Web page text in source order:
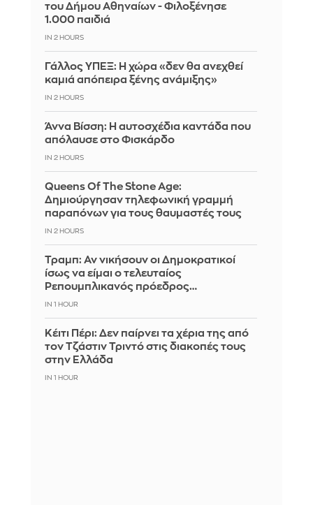
του Δήμου Αθηναίων - Φιλοξένησε
1.000 παιδιά
IN 2 HOURS
Γάλλος ΥΠΕΞ: Η χώρα «δεν θα ανεχθεί
καμιά απόπειρα ξένης ανάμιξης»
IN 2 HOURS
Άννα Βίσση: Η αυτοσχέδια καντάδα που
απόλαυσε στο Φισκάρδο
IN 2 HOURS
Queens Of The Stone Age:
Δημιούργησαν τηλεφωνική γραμμή
παραπόνων για τους θαυμαστές τους
IN 2 HOURS
Τραμπ: Αν νικήσουν οι Δημοκρατικοί
ίσως να είμαι ο τελευταίος
Ρεπουμπλικανός πρόεδρος…
IN 1 HOUR
Κέιτι Πέρι: Δεν παίρνει τα χέρια της από
τον Τζάστιν Τριντό στις διακοπές τους
στην Ελλάδα
IN 1 HOUR